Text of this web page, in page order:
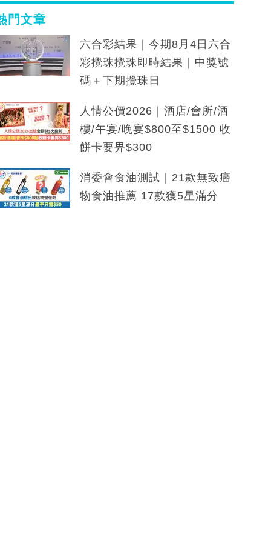
門文章
六合彩結果｜今期8月4日六合
彩攪珠攪珠即時結果｜中獎號
碼＋下期攪珠日
人情公價2026｜酒店/會所/酒
樓/午宴/晚宴$800至$1500 收
餅卡要畀$300
消委會食油測試｜21款無致癌
物食油推薦 17款獲5星滿分